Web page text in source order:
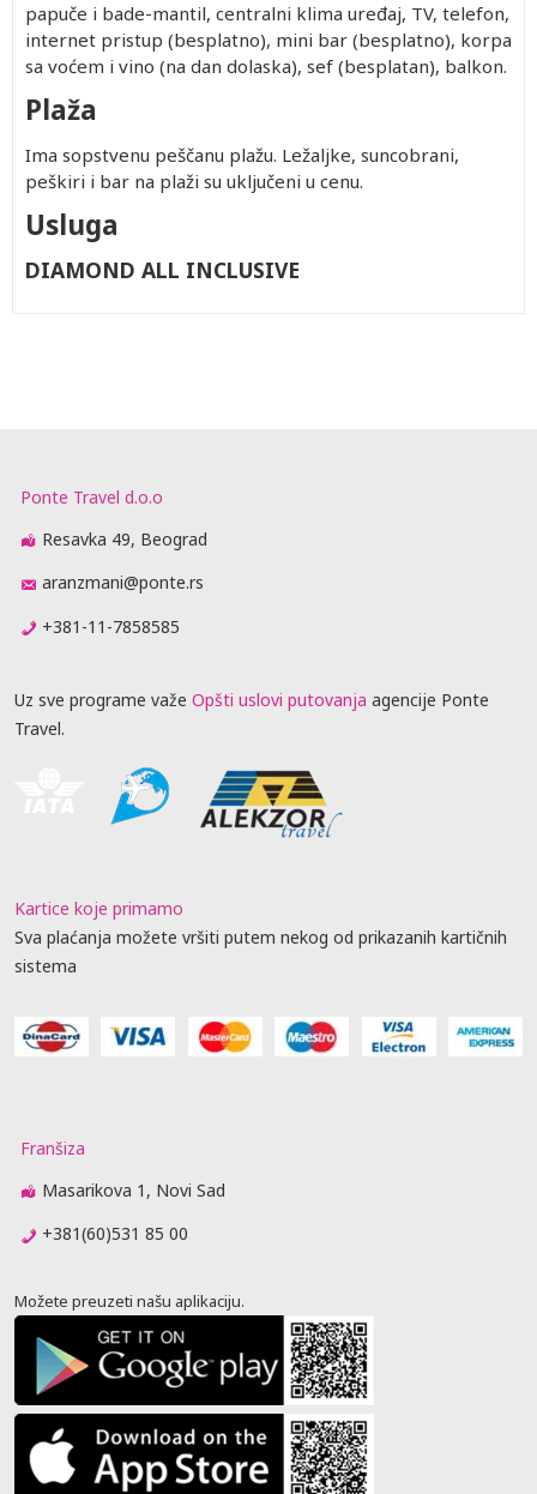
papuče i bade-mantil, centralni klima uređaj, TV, telefon,
internet pristup (besplatno), mini bar (besplatno), korpa
sa voćem i vino (na dan dolaska), sef (besplatan), balkon.
Plaža
Ima sopstvenu peščanu plažu. Ležaljke, suncobrani,
peškiri i bar na plaži su uključeni u cenu.
Usluga
DIAMOND ALL INCLUSIVE
Ponte Travel d.o.o
Resavka 49, Beograd
aranzmani@ponte.rs
+381-11-7858585
Uz sve programe važe Opšti uslovi putovanja agencije Ponte
Travel.
Kartice koje primamo
Sva plaćanja možete vršiti putem nekog od prikazanih kartičnih
sistema
Franšiza
Masarikova 1, Novi Sad
+381(60)531 85 00
Možete preuzeti našu aplikaciju.